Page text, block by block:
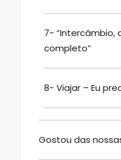
7- “Intercâmbio,
completo”
8- Viajar – Eu
Gostou das